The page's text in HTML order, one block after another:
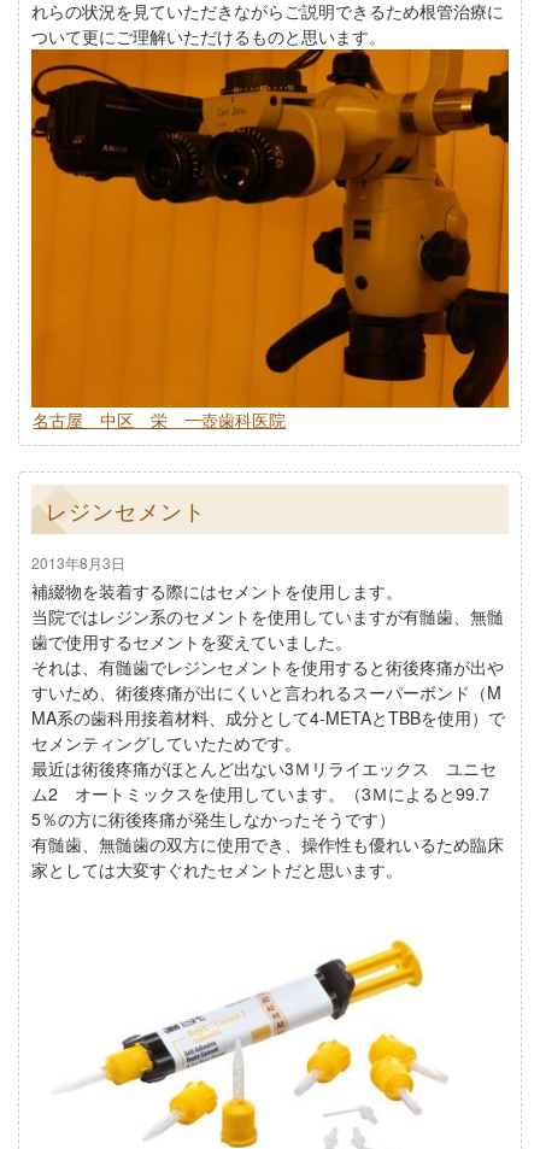
れらの状況を見ていただきながらご説明できるため根管治療に
ついて更にご理解いただけるものと思います。
名古屋 中区 栄 一壺歯科医院
レジンセメント
2013年8月3日
補綴物を装着する際にはセメントを使用します。
当院ではレジン系のセメントを使用していますが有髄歯、無髄
歯で使用するセメントを変えていました。
それは、有髄歯でレジンセメントを使用すると術後疼痛が出や
すいため、術後疼痛が出にくいと言われるスーパーボンド（M
MA系の歯科用接着材料、成分として4-METAとTBBを使用）で
セメンティングしていたためです。
最近は術後疼痛がほとんど出ない3Ｍリライエックス ユニセ
ム2 オートミックスを使用しています。（3Ｍによると99.7
5％の方に術後疼痛が発生しなかったそうです）
有髄歯、無髄歯の双方に使用でき、操作性も優れいるため臨床
家としては大変すぐれたセメントだと思います。